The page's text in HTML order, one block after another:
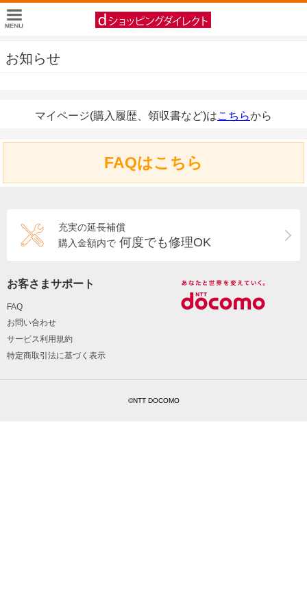
お知らせ
マイページ(購入履歴、領収書など)はこちらから
FAQはこちら
充実の延長補償
購入金額内で 何度でも修理OK
お客さまサポート
FAQ
お問い合わせ
サービス利用規約
特定商取引法に基づく表示
©NTT DOCOMO